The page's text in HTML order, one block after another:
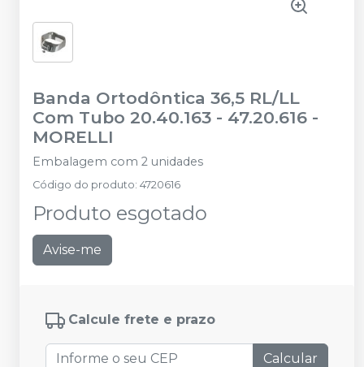
Banda Ortodôntica 36,5 RL/LL
Com Tubo 20.40.163 - 47.20.616 -
MORELLI
Embalagem com 2 unidades
Código do produto: 4720616
Produto esgotado
Avise-me
Calcule frete e prazo
Calcular